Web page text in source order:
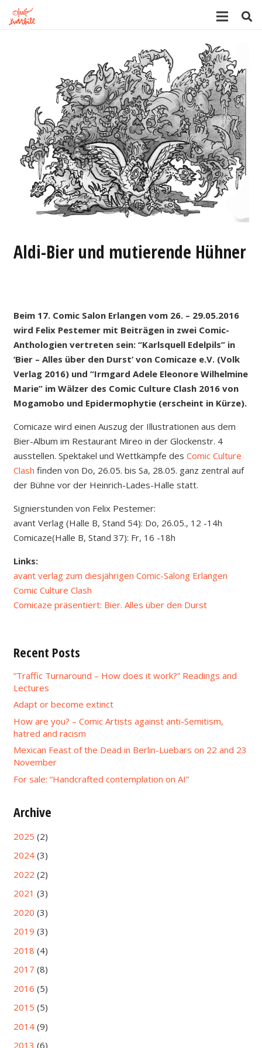
Aldi-Bier und mutierende Hühner
Beim 17. Comic Salon Erlangen vom 26. – 29.05.2016
wird Felix Pestemer mit Beiträgen in zwei Comic-
Anthologien vertreten sein: “Karlsquell Edelpils” in
‘Bier – Alles über den Durst’ von Comicaze e.V. (Volk
Verlag 2016) und “Irmgard Adele Eleonore Wilhelmine
Marie” im Wälzer des Comic Culture Clash 2016 von
Mogamobo und Epidermophytie (erscheint in Kürze).
Comicaze wird einen Auszug der Illustrationen aus dem
Bier-Album im Restaurant Mireo in der Glockenstr. 4
ausstellen. Spektakel und Wettkämpfe des Comic Culture
Clash finden von Do, 26.05. bis Sa, 28.05. ganz zentral auf
der Bühne vor der Heinrich-Lades-Halle statt.
Signierstunden von Felix Pestemer:
avant Verlag (Halle B, Stand 54): Do, 26.05., 12 -14h
Comicaze(Halle B, Stand 37): Fr, 16 -18h
Links:
avant verlag zum diesjährigen Comic-Salong Erlangen
Comic Culture Clash
Comicaze präsentiert: Bier. Alles über den Durst
Recent Posts
“Traffic Turnaround – How does it work?” Readings and
Lectures
Adapt or become extinct
How are you? – Comic Artists against anti-Semitism,
hatred and racism
Mexican Feast of the Dead in Berlin-Luebars on 22 and 23
November
For sale: “Handcrafted contemplation on AI”
Archive
2025 (2)
2024(3)
2022 (2)
2021 (3)
2020 (3)
2019 (3)
2018 (4)
2017 (8)
2016 (5)
2015 (5)
2014(9)
2013 (6)